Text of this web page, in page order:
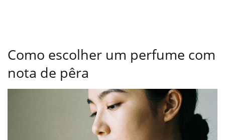
Como escolher um perfume com
nota de pêra